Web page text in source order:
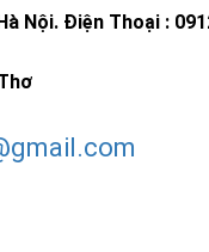
Nội. Điện Thoại :